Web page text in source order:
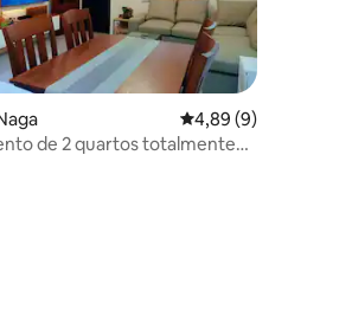
em 5 estrelas, 35avaliações
Classificação média
4,89 (9)
de 2 quartos totalmente